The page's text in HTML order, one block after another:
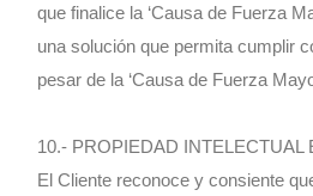
que finalice la ‘Causa de Fuerza
una solución que permita cumplir
pesar de la ‘Causa de Fuerza
10.- PROPIEDAD INTELECTUAL
El Cliente reconoce y consiente